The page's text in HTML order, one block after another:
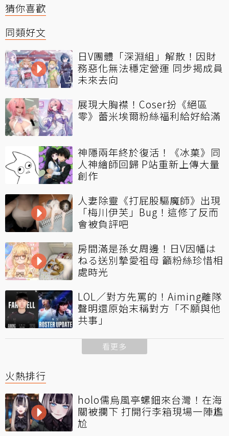
猜你喜歡
同類好文
日V團體「深淵組」解散！因財
務惡化無法穩定營運 同步揭成員
未來去向
展現大胸襟！Coser扮《絕區
零》蕾米埃爾粉絲福利給好給滿
神隱兩年終於復活！《冰菓》同
人神繪師回歸 P站重新上傳大量
創作
人妻除靈《打屁股驅魔師》出現
「梅川伊芙」Bug！這修了反而
會被負評吧
房間滿是孫女周邊！日V因幡は
ねる送別摯愛祖母 籲粉絲珍惜相
處時光
LOL／對方先罵的！Aiming離隊
聲明還原始末稱對方「不願與他
共事」
看更多
火熱排行
holo儒烏風亭螺鈿來台灣！在海
關被攔下 打開行李箱現場一陣尷
尬